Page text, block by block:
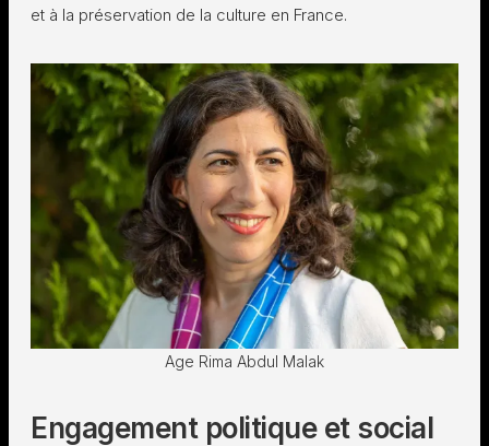
et à la préservation de la culture en France.
Age Rima Abdul Malak
Engagement politique et social